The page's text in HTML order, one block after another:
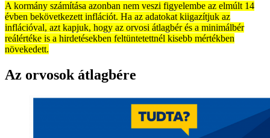
A kormány számítása azonban nem veszi figyelembe az elmúlt 14
évben bekövetkezett inflációt. Ha az adatokat kiigazítjuk az
inflációval, azt kapjuk, hogy az orvosi átlagbér és a minimálbér
reálértéke is a hirdetésekben feltüntetettnél kisebb mértékben
növekedett.
Az orvosok átlagbére